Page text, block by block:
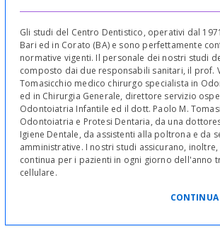
Gli studi del Centro Dentistico, operativi dal
Bari ed in Corato (BA) e sono perfettamente
normative vigenti. Il personale dei nostri studi
composto dai due responsabili sanitari, il prof.
Tomasicchio medico chirurgo specialista in
ed in Chirurgia Generale, direttore servizio
Odontoiatria Infantile ed il dott. Paolo M.
Odontoiatria e Protesi Dentaria, da una
Igiene Dentale, da assistenti alla poltrona e da
amministrative. I nostri studi assicurano,
continua per i pazienti in ogni giorno dell'anno
cellulare.
Implantologia dentale
CONTINUA